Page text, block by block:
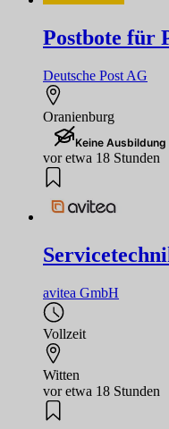
Postbote für
Deutsche Post AG
Oranienburg
Keine
vor etwa 18 Stunden
avitea GmbH
Vollzeit
Witten
vor etwa 18 Stunden